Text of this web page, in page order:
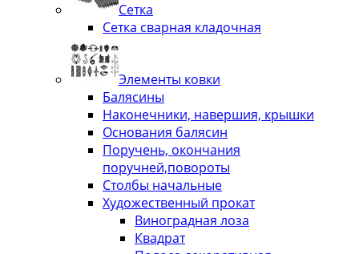
Сетка
Сетка сварная кладочная
Элементы ковки
Балясины
Наконечники, навершия, крышки
Основания балясин
Поручень, окончания
поручней,повороты
Столбы начальные
Художественный прокат
Виноградная лоза
Квадрат